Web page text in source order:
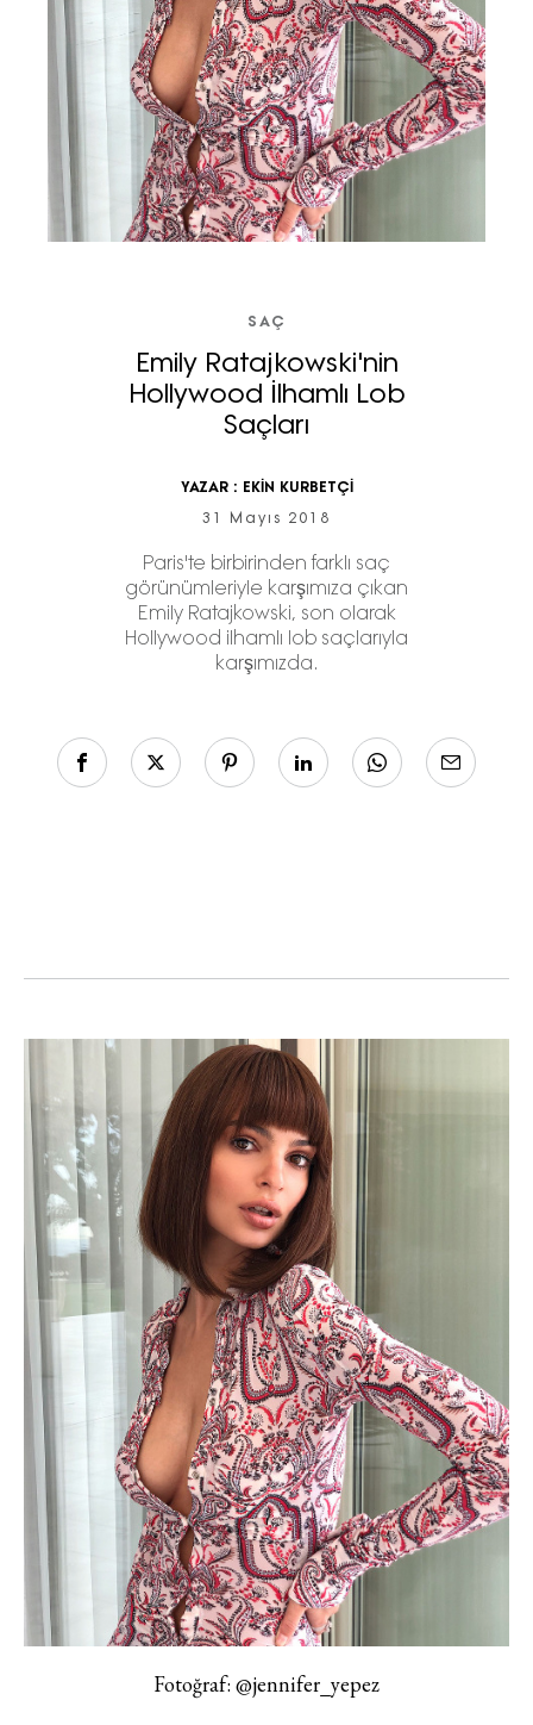
SAÇ
Emily Ratajkowski'nin
Hollywood İlhamlı Lob
Saçları
YAZAR : EKİN KURBETÇİ
31 Mayıs 2018
Paris'te birbirinden farklı saç
görünümleriyle karşımıza çıkan
Emily Ratajkowski, son olarak
Hollywood ilhamlı lob saçlarıyla
karşımızda.
Fotoğraf: @jennifer_yepez